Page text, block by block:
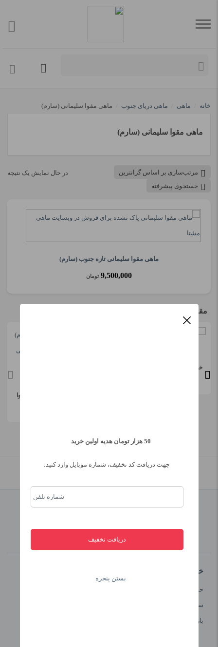
خانه ماهی ماهی دریای جنوب ماهی مقوا سلیمانی (سارم)
ماهی مقوا سلیمانی (سارم)
در حال نمایش یک نتیجه
مرتب‌سازی بر اساس گرانترین
جستجوی پیشرفته
ماهی مقوا سلیمانی تازه جنوب (سارم)
9,500,000 تومان
مقالات مرتبط
خوشمزه ترین طرز پخت ماهی مقوا
چگونه بپزیم؟ طرز پخت ماهی مقوا
خدمات مشتریان
حساب کاربری من
سبد خرید
بازبینی سفارش
50 هزار تومان هدیه اولین خرید
جهت دریافت کد تخفیف، شماره موبایل وارد کنید:
بستن پنجره